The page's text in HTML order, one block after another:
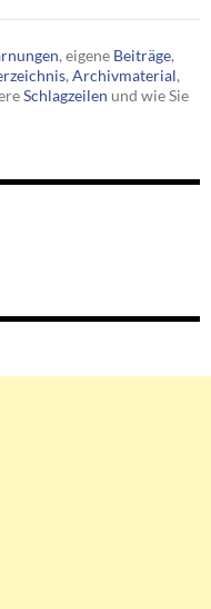
, eigene Beiträge,
, Archivmaterial,
Schlagzeilen und wie Sie